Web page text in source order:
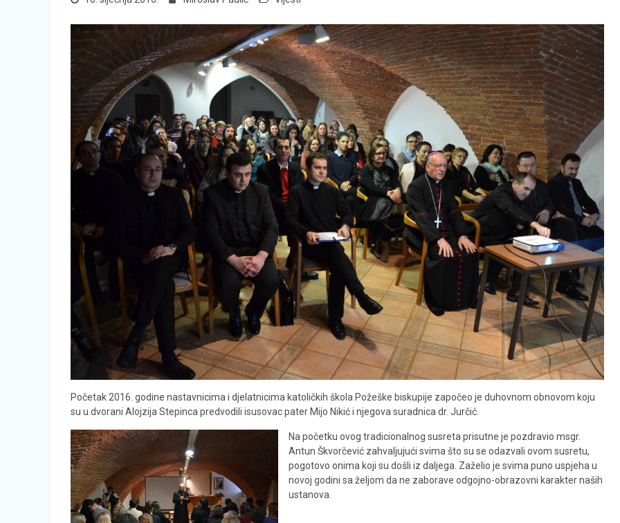
Početak 2016. godine nastavnicima i djelatnicima katoličkih škola Požeške biskupije započeo je duhovnom obnovom koju
su u dvorani Alojzija Stepinca predvodili isusovac pater Mijo Nikić i njegova suradnica dr. Jurčić.
Na početku ovog tradicionalnog susreta prisutne je pozdravio msgr.
Antun Škvorčević zahvaljujući svima što su se odazvali ovom susretu,
pogotovo onima koji su došli iz daljega. Zaželio je svima puno uspjeha u
novoj godini sa željom da ne zaborave odgojno-obrazovni karakter naših
ustanova.